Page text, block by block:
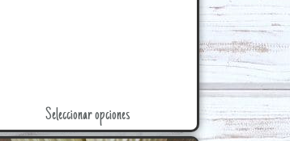
Seleccionar opciones